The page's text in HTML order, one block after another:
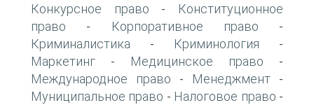
Конкурсное право -
Конституционное
право - Корпоративное право -
Криминалистика - Криминология -
Маркетинг - Медицинское право -
Международное право - Менеджмент -
Муниципальное право - Налоговое право -